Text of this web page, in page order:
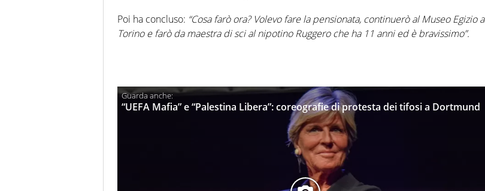
Poi ha concluso: “Cosa farò ora? Volevo fare la pensionata, continuerò al Museo Egizio a
Torino e farò da maestra di sci al nipotino Ruggero che ha 11 anni ed è bravissimo”.
“UEFA Mafia” e “Palestina Libera”: coreografie di protesta dei tifosi a Dortmund